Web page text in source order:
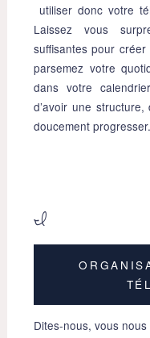
utiliser donc votre
Laissez vous
suffisantes pour
parsemez votre
dans votre
d’avoir une
doucement progresser.
I
Dites-nous, vous